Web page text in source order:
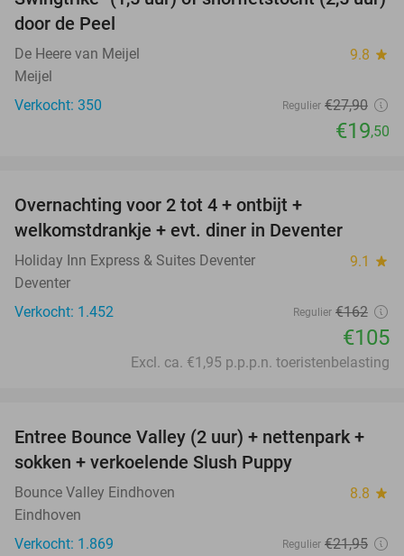
door de Peel
De Heere van Meijel 9.8 star
Meijel
Verkocht: 350
Regulier €27,90
€19,50
Overnachting voor 2 tot 4 + ontbijt +
welkomstdrankje + evt. diner in Deventer
Holiday Inn Express & Suites Deventer 9.1 star
Deventer
Verkocht: 1.452
Regulier €162
€105
Excl. ca. €1,95 p.p.p.n. toeristenbelasting
46%
Entree Bounce Valley (2 uur) + nettenpark +
sokken + verkoelende Slush Puppy
Bounce Valley Eindhoven 8.8 star
Eindhoven
Verkocht: 1.869
Regulier €21,95